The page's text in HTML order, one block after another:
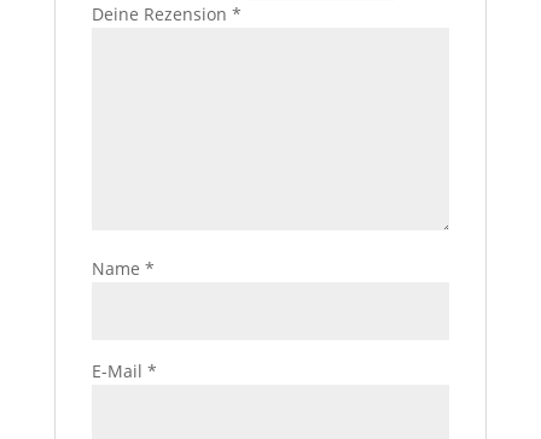
Deine Rezension *
Name *
E-Mail *